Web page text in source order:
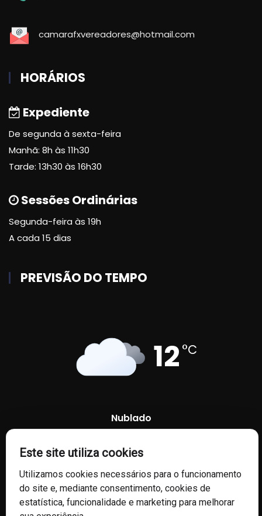
camarafxvereadores@hotmail.com
HORÁRIOS
Expediente
De segunda à sexta-feira
Manhã: 8h às 11h30
Tarde: 13h30 às 16h30
Sessões Ordinárias
Segunda-feira às 19h
A cada 15 dias
PREVISÃO DO TEMPO
12 °C
Nublado
65 % 1012 mb
Este site utiliza cookies
Utilizamos cookies necessários para o funcionamento
do site e, mediante consentimento, cookies de
estatística, funcionalidade e marketing para melhorar